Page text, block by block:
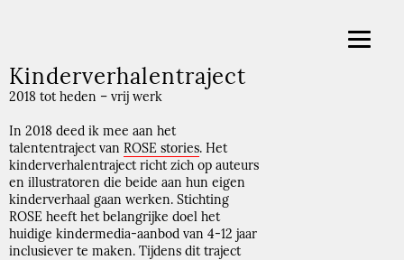
Kinderverhalentraject
2018 tot heden – vrij werk
In 2018 deed ik mee aan het
talententraject van ROSE stories. Het
kinderverhalentraject richt zich op auteurs
en illustratoren die beide aan hun eigen
kinderverhaal gaan werken. Stichting
ROSE heeft het belangrijke doel het
huidige kindermedia-aanbod van 4-12 jaar
inclusiever te maken. Tijdens dit traject